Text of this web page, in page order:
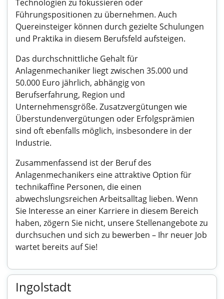
Technologien zu fokussieren oder
Führungspositionen zu übernehmen. Auch
Quereinsteiger können durch gezielte Schulungen
und Praktika in diesem Berufsfeld aufsteigen.
Das durchschnittliche Gehalt für
Anlagenmechaniker liegt zwischen 35.000 und
50.000 Euro jährlich, abhängig von
Berufserfahrung, Region und
Unternehmensgröße. Zusatzvergütungen wie
Überstundenvergütungen oder Erfolgsprämien
sind oft ebenfalls möglich, insbesondere in der
Industrie.
Zusammenfassend ist der Beruf des
Anlagenmechanikers eine attraktive Option für
technikaffine Personen, die einen
abwechslungsreichen Arbeitsalltag lieben. Wenn
Sie Interesse an einer Karriere in diesem Bereich
haben, zögern Sie nicht, unsere Stellenangebote zu
durchsuchen und sich zu bewerben – Ihr neuer Job
wartet bereits auf Sie!
Ingolstadt